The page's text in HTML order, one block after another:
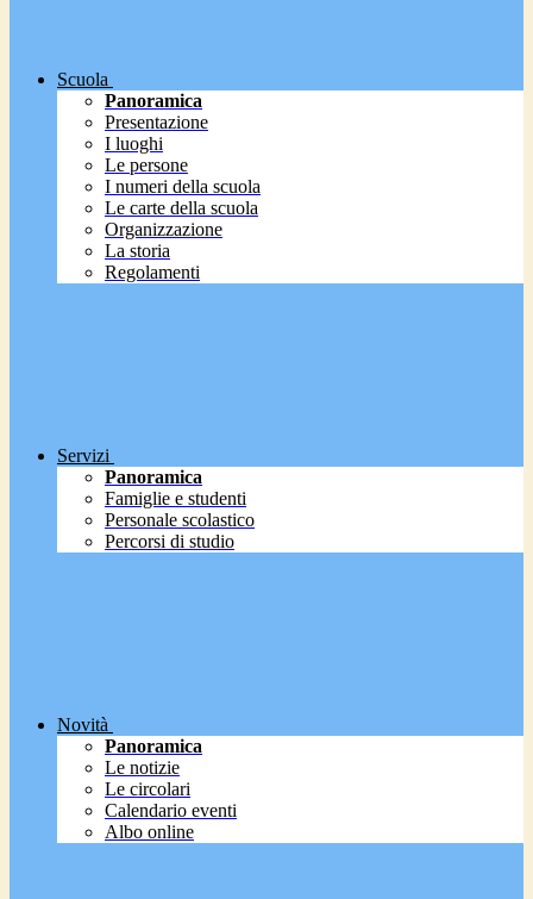
Scuola
Panoramica
Presentazione
I luoghi
Le persone
I numeri della scuola
Le carte della scuola
Organizzazione
La storia
Regolamenti
Servizi
Panoramica
Famiglie e studenti
Personale scolastico
Percorsi di studio
Novità
Panoramica
Le notizie
Le circolari
Calendario eventi
Albo online